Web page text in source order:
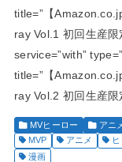
title=”【
ray Vol.1 初回生産
service=”with”
title=”【
ray Vol.2 初回生産
MVヒーロー
アニ
MVP
アニメ
漫画